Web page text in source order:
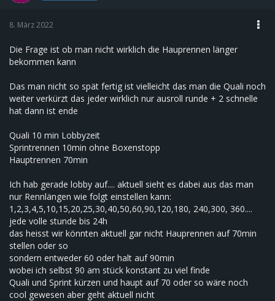
8. März 2022
Die Frage ist ob man nicht wirklich die Hauprennen länger
bekommen kann
Das man nicht so spät fertig ist vielleicht das man die Quali noch
weiter verkürzt das jeder wirklich nur ausroll runde + 2 schnelle
hat dann ist ende
Quali 10 min Lobbyzeit
Sprintrennen 10min ohne Boxenstopp
Hauptrennen 70min
Ich hab gerade lobby auf.... aktuell sieht es dabei aus das man
nur Rennlängen wie folgt einstellen kann:
1,2,3,4,5,10,15,20,25,30,40,50,60,90,120,180, 240,300, 360....
jede volle stunde bis 24h
das heisst wir könnten aktuell gar nicht Hauprennen auf 70min
stellen oder so
sondern entweder 60 oder halt auf 90min
wobei ich selbst 90 am stück konstant zu viel finde
Quali und Sprint kürzen und haupt auf 70 oder so wäre noch
cool gewesen aber geht aktuell nicht